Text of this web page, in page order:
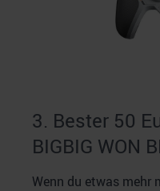
3. Bester 50
BIGBIG WON
Wenn du etwas